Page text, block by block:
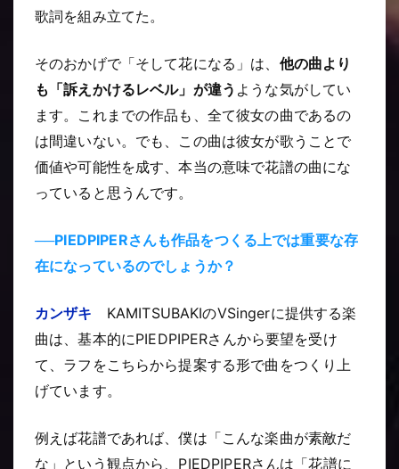
歌詞を組み立てた。
そのおかげで「そして花になる」は、 他の曲より
も「訴えかけるレベル」が違う ような気がしてい
ます。これまでの作品も、全て彼女の曲であるの
は間違いない。でも、この曲は彼女が歌うことで
価値や可能性を成す、本当の意味で花譜の曲にな
っていると思うんです。
──PIEDPIPERさんも作品をつくる上では重要な存
在になっているのでしょうか？
カンザキ KAMITSUBAKIのVSingerに提供する楽
曲は、基本的にPIEDPIPERさんから要望を受け
て、ラフをこちらから提案する形で曲をつくり上
げています。
例えば花譜であれば、僕は「こんな楽曲が素敵だ
な」という観点から、PIEDPIPERさんは「花譜に